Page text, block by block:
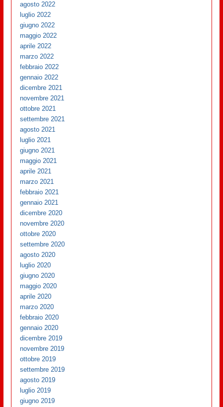
agosto 2022
luglio 2022
giugno 2022
maggio 2022
aprile 2022
marzo 2022
febbraio 2022
gennaio 2022
dicembre 2021
novembre 2021
ottobre 2021
settembre 2021
agosto 2021
luglio 2021
giugno 2021
maggio 2021
aprile 2021
marzo 2021
febbraio 2021
gennaio 2021
dicembre 2020
novembre 2020
ottobre 2020
settembre 2020
agosto 2020
luglio 2020
giugno 2020
maggio 2020
aprile 2020
marzo 2020
febbraio 2020
gennaio 2020
dicembre 2019
novembre 2019
ottobre 2019
settembre 2019
agosto 2019
luglio 2019
giugno 2019